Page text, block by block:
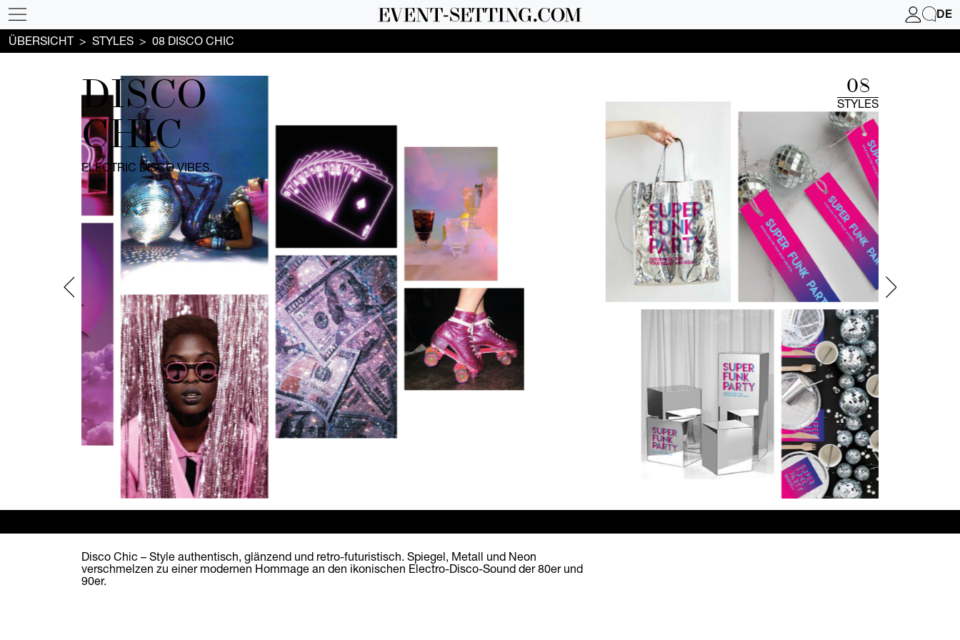
DE
ÜBERSICHT STYLES 08 DISCO CHIC
DISCO
CHIC
ELECTRIC DISCO VIBES.
08
STYLES
Disco Chic – Style authentisch, glänzend und retro-futuristisch. Spiegel, Metall und Neon
verschmelzen zu einer modernen Hommage an den ikonischen Electro-Disco-Sound der 80er und
90er.